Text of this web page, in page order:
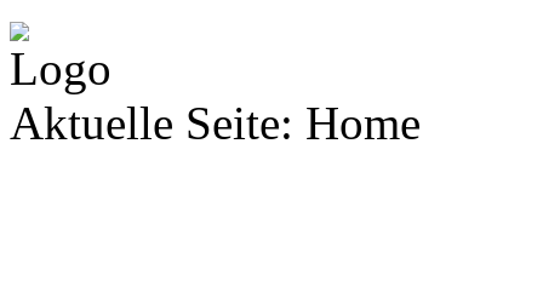
Aktuelle Seite: Home